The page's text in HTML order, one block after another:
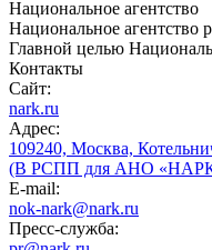
Национальное агентство
Национальное агентство
Главной целью
Контакты
Сайт:
nark.ru
Адрес:
109240, Москва,
(В РСПП для АНО
E-mail:
nok-nark@nark.ru
Пресс-служба: